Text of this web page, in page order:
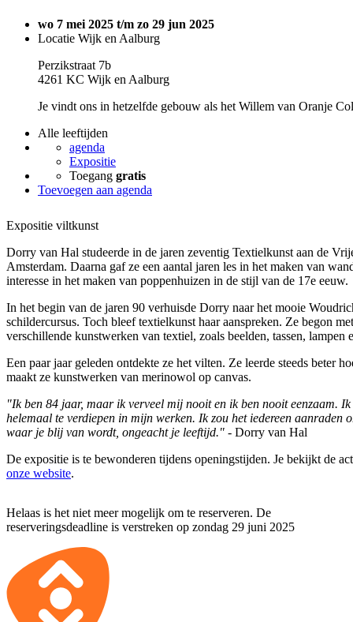
wo 7 mei 2025 t/m zo 29 jun 2025
Locatie Wijk en Aalburg
Perzikstraat 7b
4261 KC Wijk en Aalburg
Je vindt ons in hetzelfde gebouw als het Willem van Oranje
Alle leeftijden
agenda
Expositie
Toegang gratis
Toevoegen aan agenda
Expositie viltkunst
Dorry van Hal studeerde in de jaren zeventig Textielkunst aan de
Amsterdam. Daarna gaf ze een aantal jaren les in het maken van
interesse in het maken van poppenhuizen in de stijl van de 17e eeuw.
In het begin van de jaren 90 verhuisde Dorry naar het mooie
schildercursus. Toch bleef textielkunst haar aanspreken. Ze begon
verschillende kunstwerken van textiel, zoals beelden, tassen, lampen
Een paar jaar geleden ontdekte ze het vilten. Ze leerde steeds beter
maakt ze kunstwerken van merinowol op canvas.
"Ik ben 84 jaar, maar ik verveel mij nooit en ik ben nooit eenzaam.
helemaal te verdiepen in mijn werken. Ik zou het iedereen aanraden
waar je blij van wordt, ongeacht je leeftijd." - Dorry van Hal
De expositie is te bewonderen tijdens openingstijden. Je bekijkt de
onze website.
Helaas is het niet meer mogelijk om te reserveren. De
reserveringsdeadline is verstreken op zondag 29 juni 2025